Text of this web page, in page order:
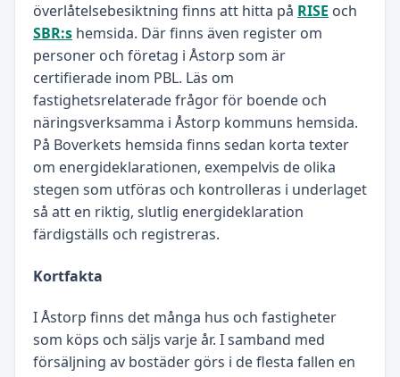
överlåtelsebesiktning finns att hitta på RISE och
SBR:s hemsida. Där finns även register om
personer och företag i Åstorp som är
certifierade inom PBL. Läs om
fastighetsrelaterade frågor för boende och
näringsverksamma i Åstorp kommuns hemsida.
På Boverkets hemsida finns sedan korta texter
om energideklarationen, exempelvis de olika
stegen som utföras och kontrolleras i underlaget
så att en riktig, slutlig energideklaration
färdigställs och registreras.
Kortfakta
I Åstorp finns det många hus och fastigheter
som köps och säljs varje år. I samband med
försäljning av bostäder görs i de flesta fallen en